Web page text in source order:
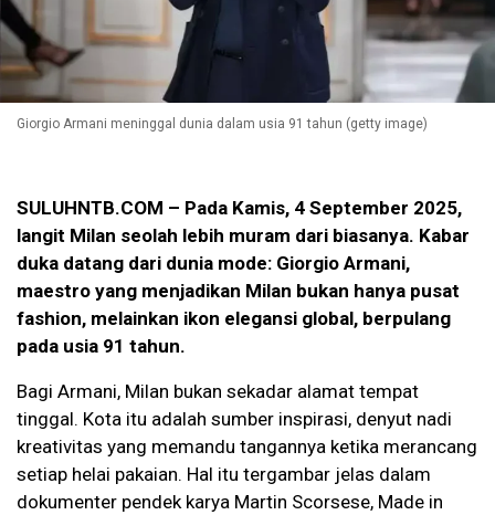
Giorgio Armani meninggal dunia dalam usia 91 tahun (getty image)
SULUHNTB.COM – Pada Kamis, 4 September 2025,
langit Milan seolah lebih muram dari biasanya. Kabar
duka datang dari dunia mode: Giorgio Armani,
maestro yang menjadikan Milan bukan hanya pusat
fashion, melainkan ikon elegansi global, berpulang
pada usia 91 tahun.
Bagi Armani, Milan bukan sekadar alamat tempat
tinggal. Kota itu adalah sumber inspirasi, denyut nadi
kreativitas yang memandu tangannya ketika merancang
setiap helai pakaian. Hal itu tergambar jelas dalam
dokumenter pendek karya Martin Scorsese, Made in